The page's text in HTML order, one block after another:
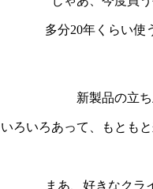
多分20年くらい使
新製品の立
いろいろあって、もとも
まあ、好きなクラ